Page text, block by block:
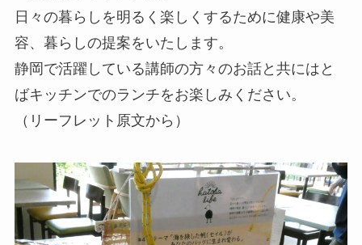
日々の暮らしを明るく楽しくするために健康や美
容、暮らしの提案をいたします。
静岡で活躍している講師の方々のお話と共にはと
ばキッチンでのランチをお楽しみください。
（リーフレット原文から）